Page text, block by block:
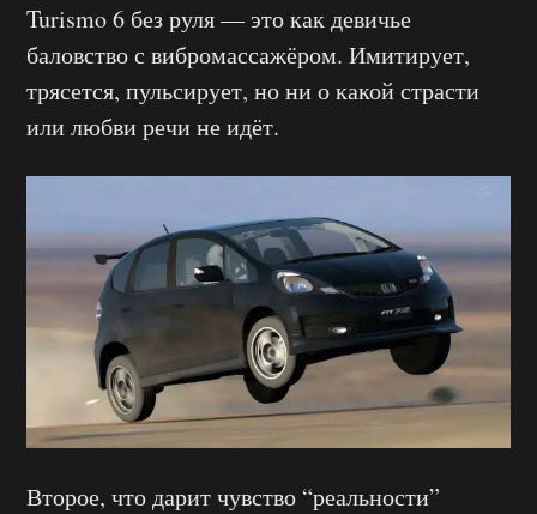
Turismo 6 без руля — это как девичье
баловство с вибромассажёром. Имитирует,
трясется, пульсирует, но ни о какой страсти
или любви речи не идёт.
Второе, что дарит чувство “реальности”